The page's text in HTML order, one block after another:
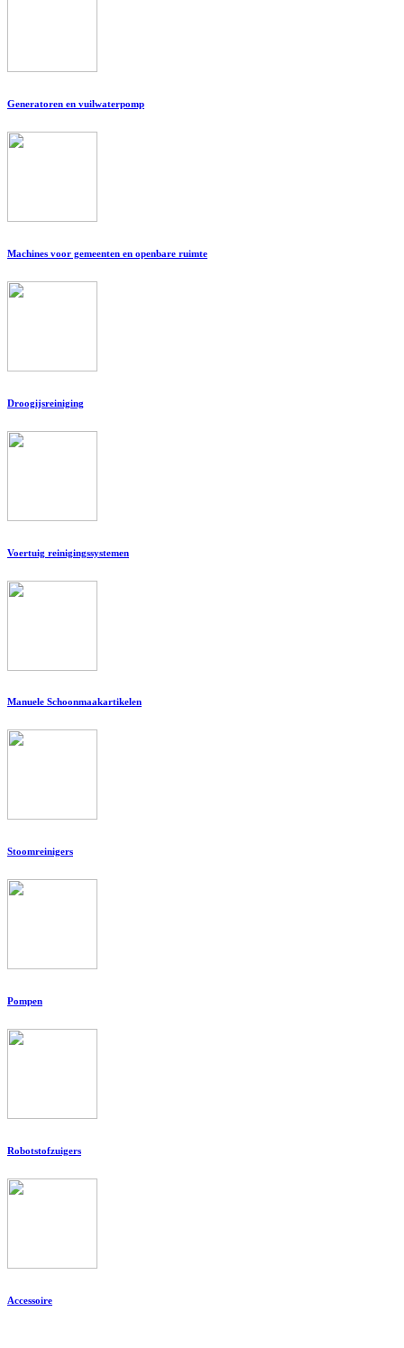
Generatoren en vuilwaterpomp
Machines voor gemeenten en openbare ruimte
Droogijsreiniging
Voertuig reinigingssystemen
Manuele Schoonmaakartikelen
Stoomreinigers
Pompen
Robotstofzuigers
Accessoire